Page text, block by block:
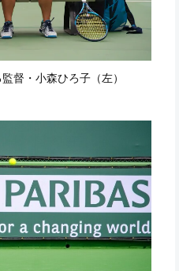
督・小森ひろ子（左）